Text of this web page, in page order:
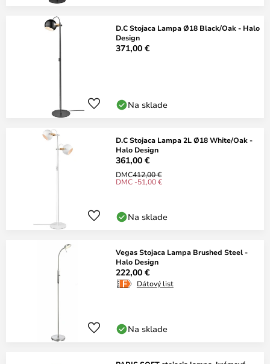
D.C Stojaca Lampa Ø18 Black/Oak - Halo
Design
371,00 €
Na sklade
D.C Stojaca Lampa 2L Ø18 White/Oak -
Halo Design
361,00 €
DMC412,00 €
DMC -51,00 €
Na sklade
Vegas Stojaca Lampa Brushed Steel -
Halo Design
222,00 €
Dátový list
Na sklade